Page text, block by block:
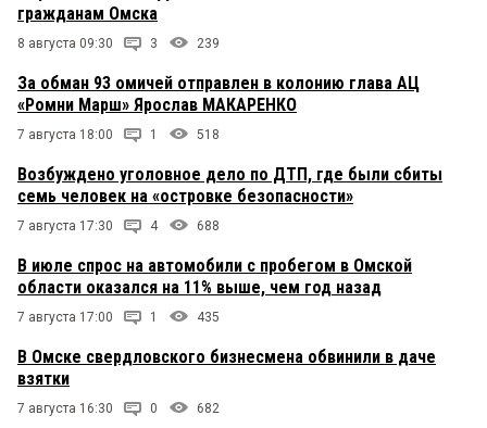
Максим 13 мая 2021 в 08:48:
сразу с Майами!
тиман 13 мая 2021 в 08:39:
при чем здесь карантин вечно вы [*****] какую то
лепите
А я верю, что наш Президент сделал правильные
выводы. Самое интересное осталось за кадром
И внутри этой «консервы» очередной омский
— северный обход, 60,5 километра, стоимостью –
гражданам Омска
8 августа 09:30 3 239
За обман 93 омичей отправлен в колонию глава АЦ
«Ромни Марш» Ярослав МАКАРЕНКО
7 августа 18:00 1 518
Возбуждено уголовное дело по ДТП, где были сбиты
семь человек на «островке безопасности»
7 августа 17:30 4 688
В июле спрос на автомобили с пробегом в Омской
области оказался на 11% выше, чем год назад
7 августа 17:00 1 435
В Омске свердловского бизнесмена обвинили в даче
взятки
7 августа 16:30 0 682